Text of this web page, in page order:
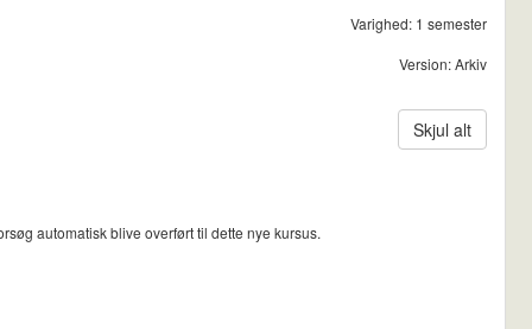
Varighed: 1 semester
Version: Arkiv
Skjul alt
automatisk blive overført til dette nye kursus.